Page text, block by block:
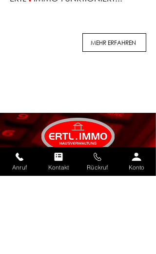
MEHR ERFAHREN
ERTL
IMMO GmbH
Mühlenstraße 6
Anruf Kontakt Rückruf Konto